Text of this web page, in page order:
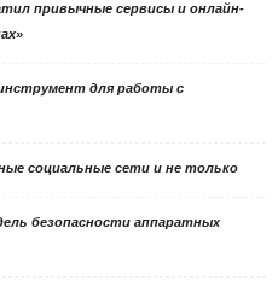
привычные сервисы и онлайн-
для работы с
социальные сети и не только
безопасности аппаратных